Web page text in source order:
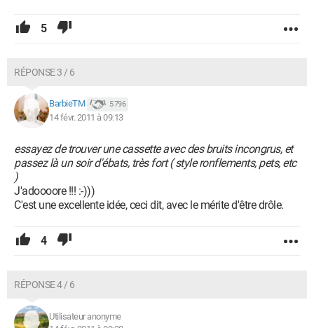
5
RÉPONSE 3 / 6
BarbieTM 5 796
14 févr. 2011 à 09:13
essayez de trouver une cassette avec des bruits incongrus, et
passez là un soir d'ébats, très fort ( style ronflements, pets, etc
)
J'adoooore !!! :-)))
C'est une excellente idée, ceci dit, avec le mérite d'être drôle.
4
RÉPONSE 4 / 6
Utilisateur anonyme